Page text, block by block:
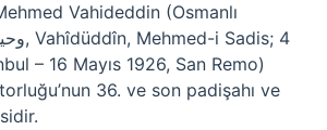
Vahideddin (Osmanlı
– 16 Mayıs 1926, San Remo)
36. ve son padişahı ve